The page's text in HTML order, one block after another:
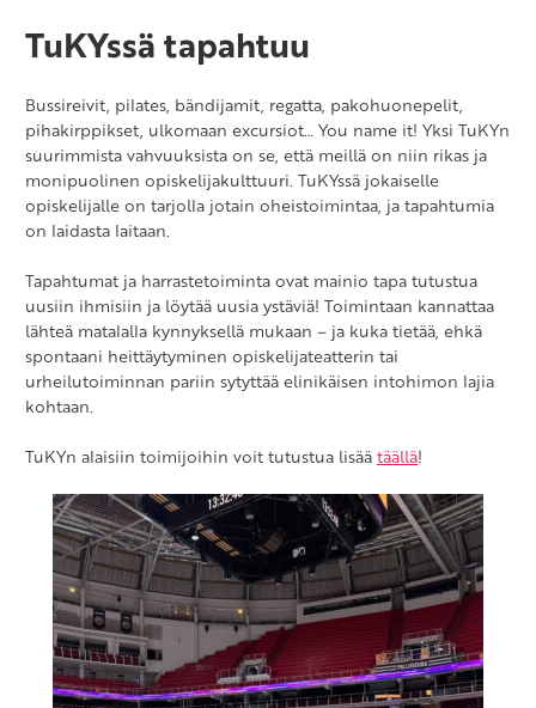
TuKYssä tapahtuu
Bussireivit, pilates, bändijamit, regatta, pakohuonepelit,
pihakirppikset, ulkomaan excursiot… You name it! Yksi TuKYn
suurimmista vahvuuksista on se, että meillä on niin rikas ja
monipuolinen opiskelijakulttuuri. TuKYssä jokaiselle
opiskelijalle on tarjolla jotain oheistoimintaa, ja tapahtumia
on laidasta laitaan.
Tapahtumat ja harrastetoiminta ovat mainio tapa tutustua
uusiin ihmisiin ja löytää uusia ystäviä! Toimintaan kannattaa
lähteä matalalla kynnyksellä mukaan – ja kuka tietää, ehkä
spontaani heittäytyminen opiskelijateatterin tai
urheilutoiminnan pariin sytyttää elinikäisen intohimon lajia
kohtaan.
TuKYn alaisiin toimijoihin voit tutustua lisäätäällä!